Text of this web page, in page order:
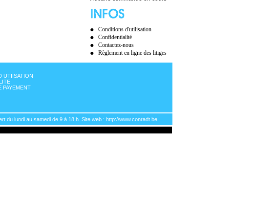
Conditions d'utilisation
Confidentialité
Contactez-nous
Règlement en ligne des litiges
UTIISATION
PAYEMENT
du lundi au samedi de 9 à 18 h. Site web : http://www.conradt.be